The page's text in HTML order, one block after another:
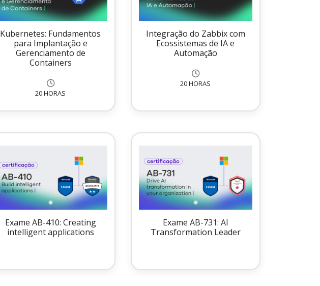
Kubernetes: Fundamentos
para Implantação e
Gerenciamento de
Containers
20 HORAS
Integração do Zabbix com
Ecossistemas de IA e
Automação
20 HORAS
Exame AB-410: Creating
intelligent applications
Exame AB-731: AI
Transformation Leader